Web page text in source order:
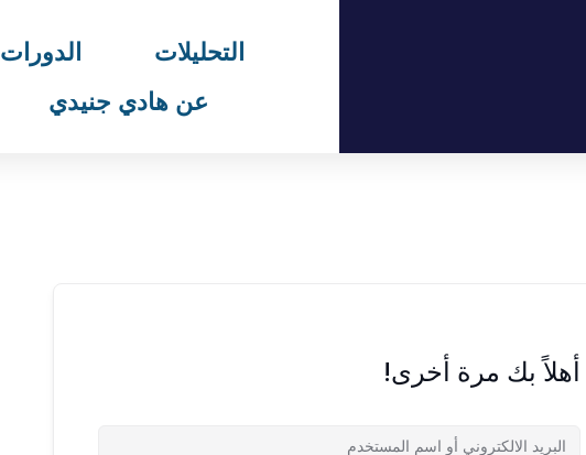
التحليلات
الدورات
عن هادي جنيدي
أهلاً بك مرة أخرى!